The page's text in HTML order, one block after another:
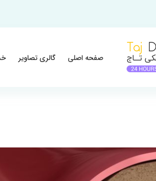
صفحه اصلی گالری تصاویر